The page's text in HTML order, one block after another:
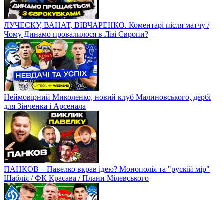
ЛУЧЕСКУ, ВАНАТ, ВІВЧАРЕНКО. Коментарі після матчу /
Чому Динамо провалилося в Лізі Європи?
Неймовірний Миколенко, новий клуб Малиновського, дербі
для Зінченка і Арсенала
ПАНКОВ – Павелко вкрав ідею? Монополія та "рускій мір"
Шаблія / ФК Красава / Плани Мілевського